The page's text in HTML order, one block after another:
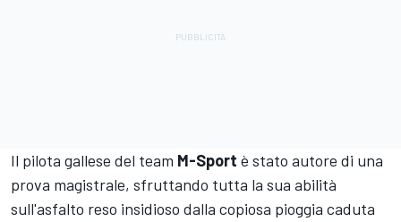
Il pilota gallese del team M-Sport è stato autore di una
prova magistrale, sfruttando tutta la sua abilità
sull'asfalto reso insidioso dalla copiosa pioggia caduta